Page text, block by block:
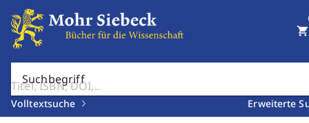
Suchbegriff
Volltextsuche Erweiterte
shopping_cart